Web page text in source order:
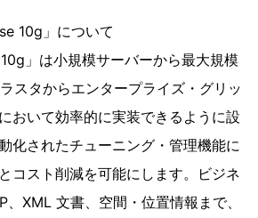
10g」について
」は小規模サーバーから最大規模
スタからエンタープライズ・グリッ
おいて効率的に実装できるように設
化されたチューニング・管理機能に
コスト削減を可能にします。ビジネ
XML 文書、空間・位置情報まで、